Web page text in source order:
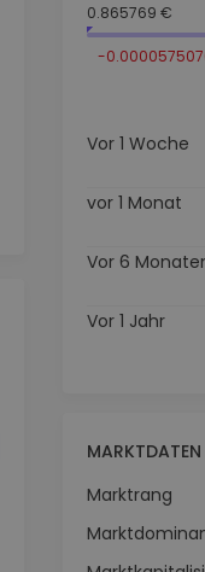
0.865769 €
-
Vor 1 Woche
vor 1 Monat
Vor 6
Vor 1 Jahr
MARKTDATEN
Marktrang